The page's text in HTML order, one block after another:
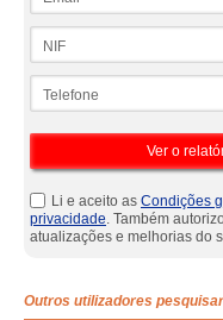
Li e aceito as Condições
privacidade. Também
atualizações e melhorias do
Outros utilizadores